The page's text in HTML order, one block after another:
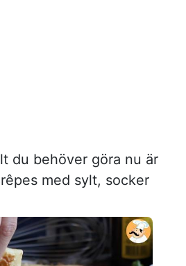
du behöver göra nu är
med sylt, socker